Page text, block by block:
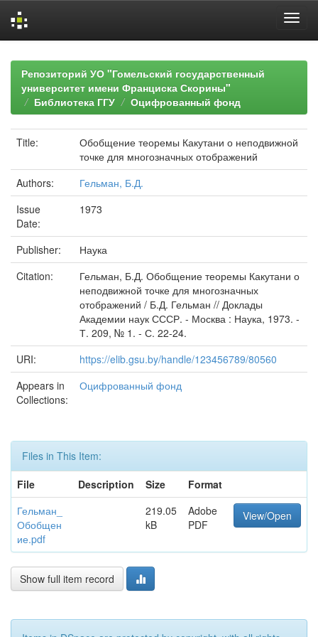
navigationРепозиторий УО "Гомельский государственный
университет имени Франциска Скорины"
Библиотека ГГУ
Оцифрованный фонд
Title:
Обобщение теоремы Какутани о неподвижной
точке для многозначных отображений
Authors:
Гельман, Б.Д.
Issue
Date:
1973
Publisher:
Наука
Citation:
Гельман, Б.Д. Обобщение теоремы Какутани о
неподвижной точке для многозначных
отображений / Б.Д. Гельман // Доклады
Академии наук СССР. - Москва : Наука, 1973. -
Т. 209, № 1. - С. 22-24.
URI:
https://elib.gsu.by/handle/123456789/80560
Appears in
Collections:
Оцифрованный фонд
Files in This Item:
File
Description Size
Format
Гельман_
Обобщен
ие.pdf
219.05
kB
Adobe
PDF
View/Open
Show full item record